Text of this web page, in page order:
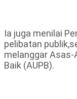
Ia juga menilai
pelibatan
melanggar Asas-
Baik (AUPB).